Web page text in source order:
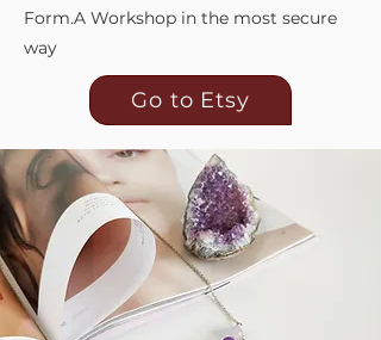
Form.A Workshop in the most secure
way
Go to Etsy